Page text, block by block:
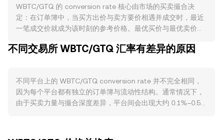
导致的处理延迟。WBTC 本身没有像 BTC 那样的减半或原生
“质押”产出，但其被广泛用于 DeFi 借贷、流动性池和做市，这
会将部分 WBTC 锁定在智能合约中，阶段性减少可流通数量
WBTC 作为抵押物的使用增长、以及做市与清算需求都会直接
对 WBTC 的借用和互换需求。宏观相关性方面，WBTC 与
BTC 高度联动，BTC 的价格方向往往主导 WBTC/GTQ 的短期
波动；同时，GTQ 的强弱、美元流动性变化和全球风险偏好转
WBTC/GTQ 的 conversion rate 核心由市场的买卖撮合决
定：在订单簿中，当买方出价与卖方要价相遇并成交时，最近
一笔成交价就成为该时刻的参考价格。最优买价与最优卖价之
考。不同平台之间，聚合商会计算成交量加权平均价
实际换算中，若以该时刻的 conversion rate 计，GTQ 数额可
按 GTQ Value = WBTC Amount × rate 计算，反之 WBTC
Amount = GTQ Value / rate。除了订单簿外，WBTC 在去中
等于 y/x，即以池中两种资产的储备比例决定边际价格。综合
不同交易所 WBTC/GTQ 汇率有差异的原因
不同平台上的 WBTC/GTQ conversion rate 并不完全相同，
因为每个平台都有独立的订单簿与流动性结构。通常情况下，
由于买卖力量与撮合深度差异，平台间会出现大约 0.1%–0.5%